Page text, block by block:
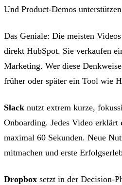
Und Product-Demos
Das Geniale: Die meisten
direkt HubSpot. Sie verkaufen
Marketing. Wer diese
früher oder später ein Tool wie
Slack nutzt extrem kurze,
Onboarding. Jedes Video
maximal 60 Sekunden. Neue
mitmachen und erste
Dropbox setzt in der Decision-